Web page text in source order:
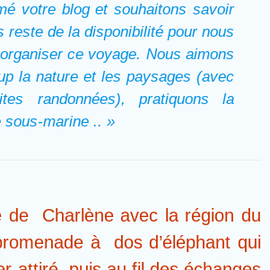
votre blog et souhaitons savoir
reste de la disponibilité pour nous
ce voyage. Nous aimons
la nature et les paysages (avec
randonnées), pratiquons la
sous-marine .. »
de Charlène avec la région du
à dos d’éléphant qui